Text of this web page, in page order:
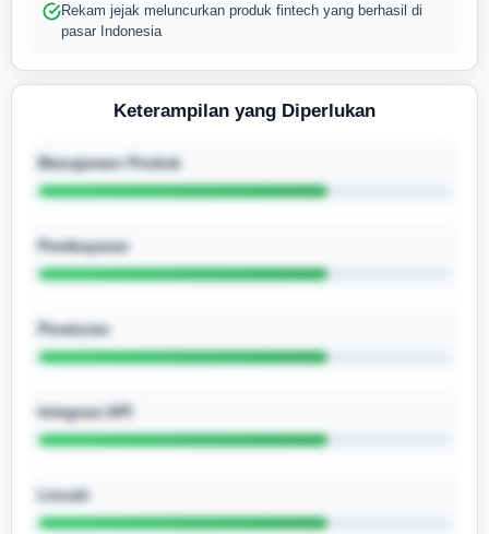
Rekam jejak meluncurkan produk fintech yang berhasil di
pasar Indonesia
Keterampilan yang Diperlukan
Manajemen Produk
Pembayaran
Peraturan
Integrasi API
Lincah